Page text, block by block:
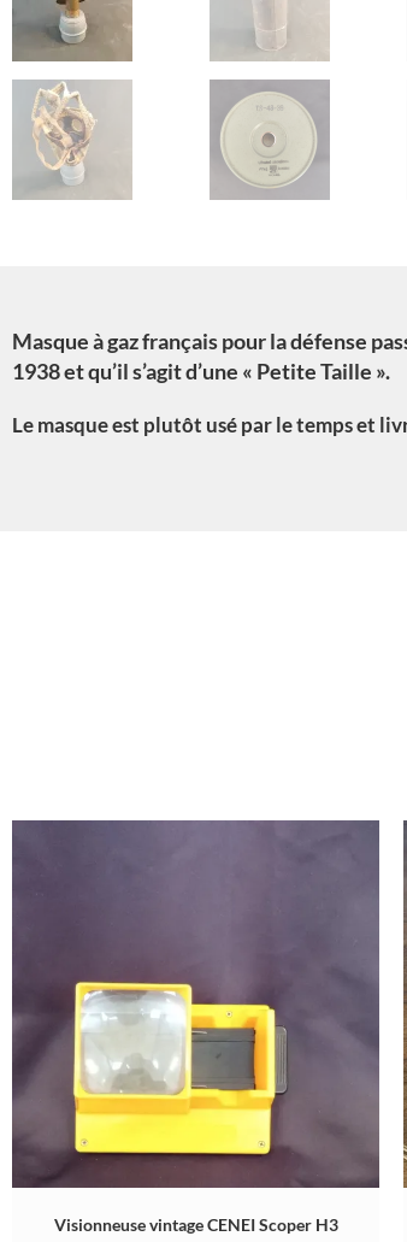
Masque à gaz français pour la défense
1938 et qu’il s’agit d’une « Petite Taille ».
Le masque est plutôt usé par le temps et
Visionneuse vintage CENEI Scoper H3